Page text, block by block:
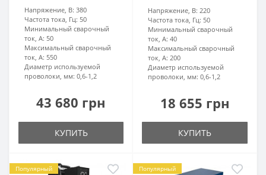
Напряжение, В: 380
Частота тока, Гц: 50
Минимальный сварочный
ток, А: 50
Максимальный сварочный
ток, А: 550
Диаметр используемой
проволоки, мм: 0,6-1,2
43 680 грн
КУПИТЬ
Напряжение, В: 220
Частота тока, Гц: 50
Минимальный сварочный
ток, А: 40
Максимальный сварочный
ток, А: 200
Диаметр используемой
проволоки, мм: 0,6-1,2
18 655 грн
КУПИТЬ
Популярный Популярный